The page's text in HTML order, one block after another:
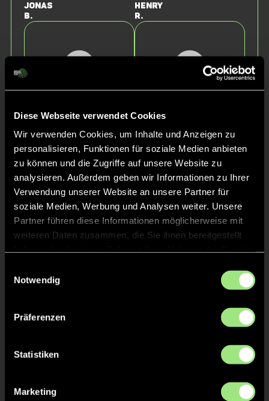
Diese Webseite verwendet Cookies
Wir verwenden Cookies, um Inhalte und Anzeigen zu
personalisieren, Funktionen für soziale Medien anbieten
zu können und die Zugriffe auf unsere Website zu
analysieren. Außerdem geben wir Informationen zu Ihrer
Verwendung unserer Website an unsere Partner für
soziale Medien, Werbung und Analysen weiter. Unsere
Partner führen diese Informationen möglicherweise mit
weiteren Daten zusammen, die Sie ihnen bereitgestellt
Notwendig
Präferenzen
Statistiken
Marketing
Jonas
B.
Henry
R.
Lasse
Z.
Fiete
Z.
Yngve